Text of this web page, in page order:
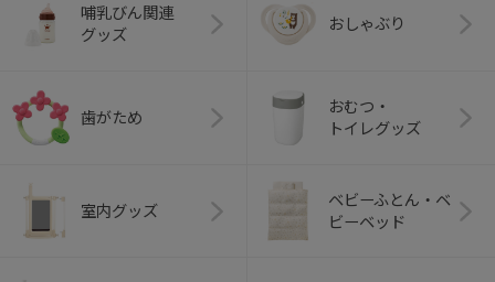
哺乳びん関連
グッズ
おしゃぶり
歯がため
おむつ・
トイレグッズ
室内グッズ
ベビーふとん・ベ
ビーベッド